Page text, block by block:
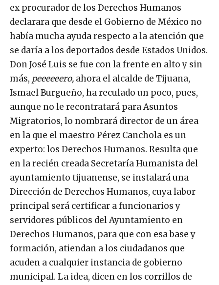
ex procurador de los Derechos Humanos
declarara que desde el Gobierno de México no
había mucha ayuda respecto a la atención que
se daría a los deportados desde Estados Unidos.
Don José Luis se fue con la frente en alto y sin
más, peeeeeero, ahora el alcalde de Tijuana,
Ismael Burgueño, ha reculado un poco, pues,
aunque no le recontratará para Asuntos
Migratorios, lo nombrará director de un área
en la que el maestro Pérez Canchola es un
experto: los Derechos Humanos. Resulta que
en la recién creada Secretaría Humanista del
ayuntamiento tijuanense, se instalará una
Dirección de Derechos Humanos, cuya labor
principal será certificar a funcionarios y
servidores públicos del Ayuntamiento en
Derechos Humanos, para que con esa base y
formación, atiendan a los ciudadanos que
acuden a cualquier instancia de gobierno
municipal. La idea, dicen en los corrillos de